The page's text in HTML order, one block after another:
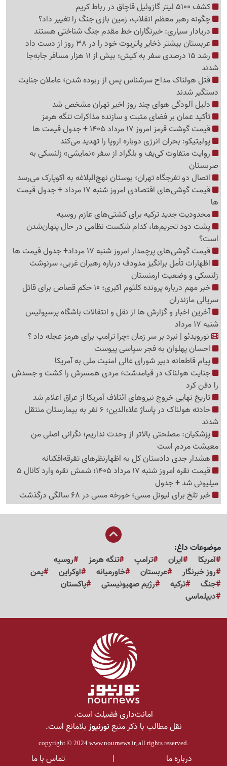
کشف 5100 لیتر گازوئیل قاچاق در رباط کریم
چگونه رهبر معظم انقلاب، زمین بازی جنگ را تغییر داد؟
دریادار سیاری: خبرنگاران خط مقدم جنگ شناختی هستند
عربستان بیشتر ذخایر پاتریوت خود را در 38 روز از دست داد
رشد 15 درصدی سفر به کیش؛ بیش از 11 هزار مسافر جابه‌جا
شدند
قتل هولناک مداح سرشناس پس از ربوده شدن؛ عاملان جنایت
دستگیر شدند
دلیل آلودگی هوای چند روز اخیر تهران مشخص شد
تأکید عمان بر فضای مثبت و سازنده مذاکرات تنگه هرمز
قیمت گوشت قرمز امروز 17 مرداد 1405 + جدول قیمت ها
پولیتیکو: بحران انرژی دوباره اروپا را تهدید می‌کند
روایت متفاوت کی‌یف و بلگراد از سفر «نمایشی» زلنسکی به
صربستان
اتصال دو تفرجگاه تهران؛ بوستان نهج‌البلاغه به اکوپارک می‌رسد
قیمت گوشی‌های اقتصادی امروز شنبه 17 مرداد + جدول قیمت
ها
محدودیت جدید ترکیه برای کشتی‌های عازم روسیه
پشت دود تحریم‌ها، کدام شکست نظامی در حال پنهان‌شدن
است؟
قیمت گوشی‌های پرچمدار امروز شنبه 17 مرداد+ جدول قیمت ها
اظهارات تأمل برانگیز مدودف درباره رهبران غربی، سرنوشت
زلنسکی و وضعیت ارمنستان
خبر مهم درباره پرونده کلثوم اکبری؛ 10 حکم قصاص برای قاتل
سریالی مازندران
آخرین اخبار و گزارش ها از نقل و انتقالات باشگاه پرسپولیس
شنبه 17 مرداد
نورویدئو | نبرد بر سر زمان ؛چرا ترامپ برای هرمز عجله داد ؟
احسان پهلوان به فجر سپاسی پیوست
پیام قاطعانه دبیر شورای عالی امنیت ملی به آمریکا
جنایت هولناک در قیامدشت؛ مردی همسرش را کشت و جسدش
را دفن کرد
تاریخ نهایی خروج نیروهای ائتلاف آمریکا از عراق اعلام شد
حادثه هولناک در پاساژ علاءالدین؛ 6 نفر به بیمارستان منتقل
شدند
پزشکیان: مصلحتی بالاتر از وحدت نداریم؛ نگرانی اصلی من
معیشت مردم است
هشدار جدی دادستان کل به اظهارنظرهای تفرقه‌افکنانه
قیمت نقره امروز شنبه 17 مرداد 1405؛ شمش نقره وارد کانال 5
میلیونی شد + جدول
خبر تلخ برای لیونل مسی؛ خورخه مسی در 68 سالگی درگذشت
موضوعات داغ:
آمریکا
ایران ترامپ تنگه هرمز
روسیه
روز خبرنگار
عربستان خاورمیانه اوکراین
یمن
جنگ
ترکیه رژیم صهیونیستی
پاکستان
دیپلماسی
امانت‌داری فضیلت است.
نقل مطالب با ذکر منبعنورنیوزبلامانع است.
copyright © 2024 www.nournews.ir, all rights reserved.
درباره ما | تماس با ما